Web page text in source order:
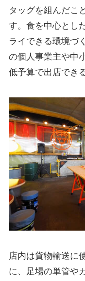
タッグを組んだこ
す。食を中心とし
ライできる環境づ
の個人事業主や中
低予算で出店でき
店内は貨物輸送に
に、足場の単管や